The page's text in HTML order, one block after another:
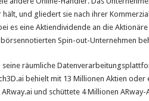
und gliedert sie nach ihrer
es eine Aktiendividende an die Aktionäre
Spin-out-Unternehmen
räumliche
behielt mit 13 Millionen Aktien oder
und schüttete 4 Millionen ARway-